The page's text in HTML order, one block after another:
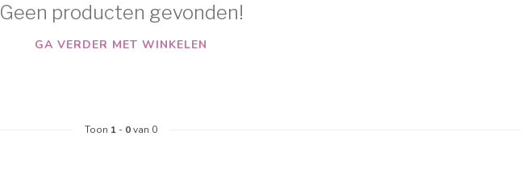
Geen producten gevonden!
GA VERDER MET WINKELEN
Toon 1 - 0van 0